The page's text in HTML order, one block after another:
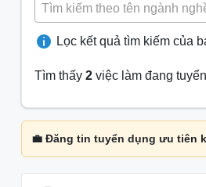
Tìm kiếm theo tên ngành
Lọc kết quả tìm kiếm của
Tìm thấy 2 việc làm đang
💼 Đăng tin tuyển dụng ưu tiên